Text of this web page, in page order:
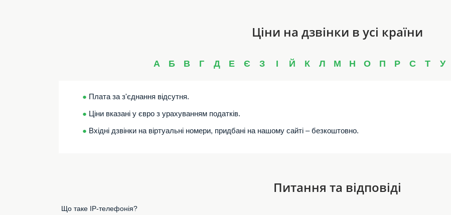
Ціни на дзвінки в усі країни
А Б В Г Д Е Є З І Й К Л М Н О П Р С Т У
● Плата за з'єднання відсутня.
● Ціни вказані у євро з урахуванням податків.
● Вхідні дзвінки на віртуальні номери, придбані на нашому сайті – безкоштовно.
Питання та відповіді
Що таке IP-телефонія?